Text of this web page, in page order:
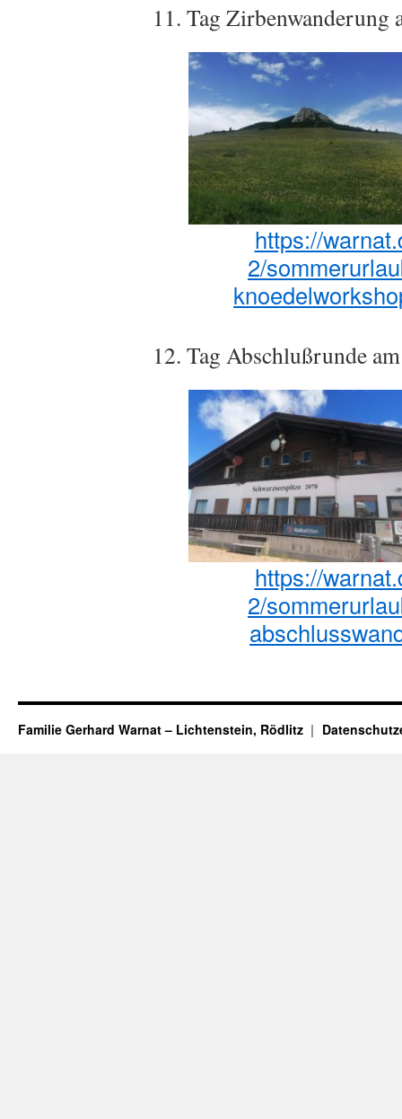
11. Tag Zirbenwanderung
https://
2/
12. Tag Abschlußrunde
https://
2/
Familie Gerhard Warnat – Lichtenstein, Rödlitz